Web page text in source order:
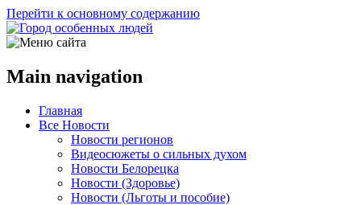
Перейти к основному содержанию
Main navigation
Главная
Все Новости
Новости регионов
Видеосюжеты о сильных духом
Новости Белорецка
Новости (Здоровье)
Новости (Льготы и пособие)